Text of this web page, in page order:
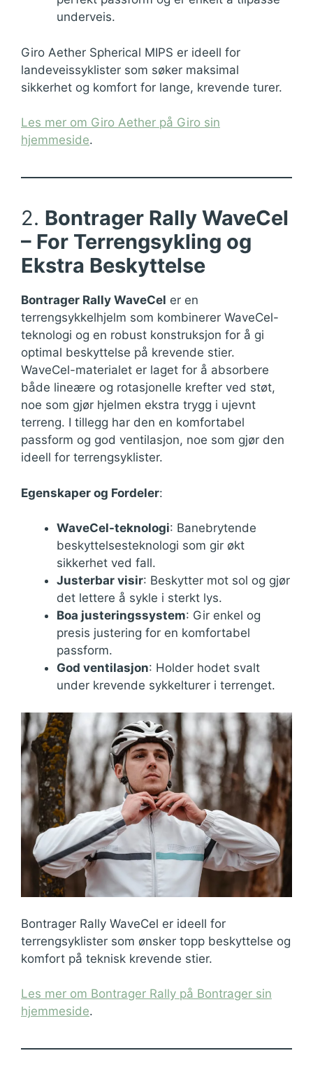
underveis.
Giro Aether Spherical MIPS er ideell for
landeveissyklister som søker maksimal
sikkerhet og komfort for lange, krevende turer.
Les mer om Giro Aether på Giro sin
hjemmeside.
2. Bontrager Rally WaveCel
– For Terrengsykling og
Ekstra Beskyttelse
Bontrager Rally WaveCel er en
terrengsykkelhjelm som kombinerer WaveCel-
teknologi og en robust konstruksjon for å gi
optimal beskyttelse på krevende stier.
WaveCel-materialet er laget for å absorbere
både lineære og rotasjonelle krefter ved støt,
noe som gjør hjelmen ekstra trygg i ujevnt
terreng. I tillegg har den en komfortabel
passform og god ventilasjon, noe som gjør den
ideell for terrengsyklister.
Egenskaper og Fordeler:
WaveCel-teknologi: Banebrytende
beskyttelsesteknologi som gir økt
sikkerhet ved fall.
Justerbar visir: Beskytter mot sol og gjør
det lettere å sykle i sterkt lys.
Boa justeringssystem: Gir enkel og
presis justering for en komfortabel
passform.
God ventilasjon: Holder hodet svalt
under krevende sykkelturer i terrenget.
Bontrager Rally WaveCel er ideell for
terrengsyklister som ønsker topp beskyttelse og
komfort på teknisk krevende stier.
Les mer om Bontrager Rally på Bontrager sin
hjemmeside.